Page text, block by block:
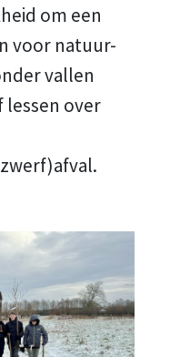
om een
voor natuur-
vallen
lessen over